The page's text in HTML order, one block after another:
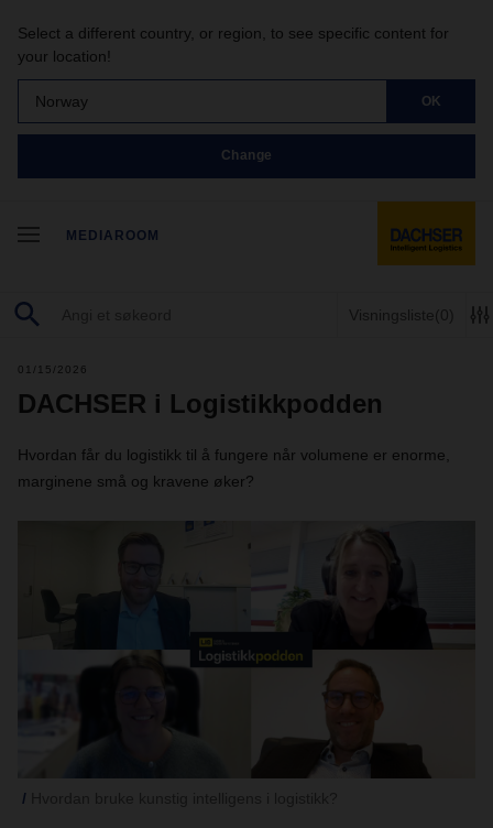
Select a different country, or region, to see specific content for
your location!
Norway OK
Change
MEDIAROOM
Visningsliste(0)
01/15/2026
DACHSER i Logistikkpodden
Hvordan får du logistikk til å fungere når volumene er enorme,
marginene små og kravene øker?